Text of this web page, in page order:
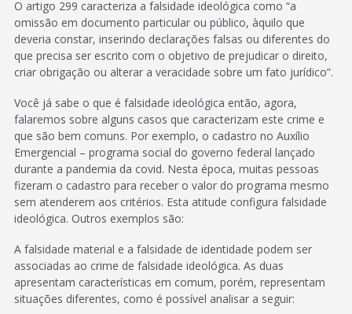
O artigo 299 caracteriza a falsidade ideológica como “a
omissão em documento particular ou público, àquilo que
deveria constar, inserindo declarações falsas ou diferentes do
que precisa ser escrito com o objetivo de prejudicar o direito,
criar obrigação ou alterar a veracidade sobre um fato jurídico”.
Você já sabe o que é falsidade ideológica então, agora,
falaremos sobre alguns casos que caracterizam este crime e
que são bem comuns. Por exemplo, o cadastro no Auxílio
Emergencial – programa social do governo federal lançado
durante a pandemia da covid. Nesta época, muitas pessoas
fizeram o cadastro para receber o valor do programa mesmo
sem atenderem aos critérios. Esta atitude configura falsidade
ideológica. Outros exemplos são:
A falsidade material e a falsidade de identidade podem ser
associadas ao crime de falsidade ideológica. As duas
apresentam características em comum, porém, representam
situações diferentes, como é possível analisar a seguir: